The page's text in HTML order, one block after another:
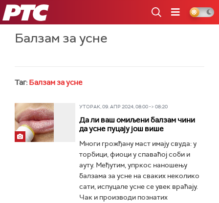
РТС
Балзам за усне
Таг: Балзам за усне
УТОРАК, 09. АПР 2024, 08:00 -> 08:20
Да ли ваш омиљени балзам чини
да усне пуцају још више
Многи грожђану маст имају свуда: у
торбици, фиоци у спаваћој соби и
ауту. Међутим, упркос наношењу
балзама за усне на сваких неколико
сати, испуцале усне се увек враћају.
Чак и производи познатих